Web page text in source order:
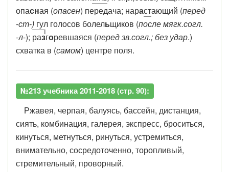
опасная (опасен) передача; нарастающий (перед
-ст-) гул голосов болельщиков (после мягк.согл.
-л-); разгоревшаяся (перед зв.согл.; без удар.)
схватка в (самом) центре поля.
№213 учебника 2011-2018 (стр. 90):
Ржавея, черпая, балуясь, бассейн, дистанция,
сиять, комбинация, галерея, экспресс, броситься,
кинуться, метнуться, ринуться, устремиться,
внимательно, сосредоточенно, торопливый,
стремительный, проворный.